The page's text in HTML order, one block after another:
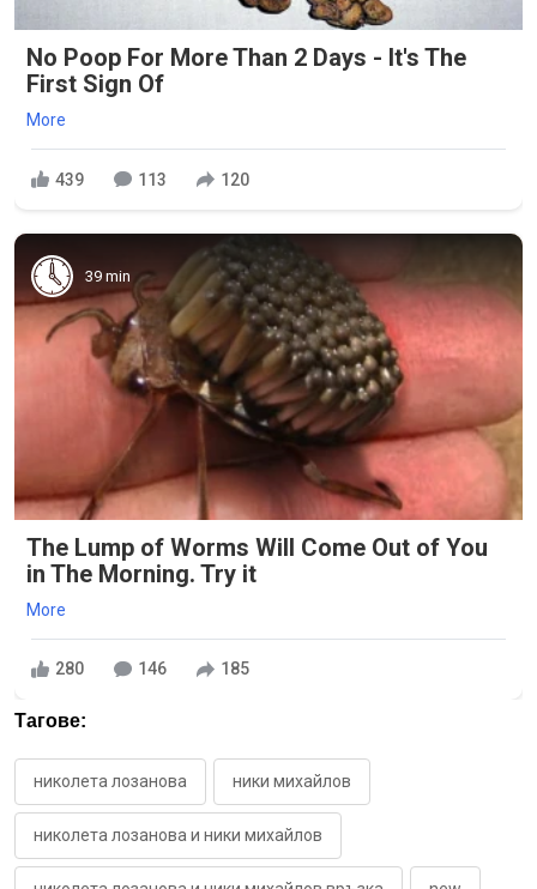
No Poop For More Than 2 Days - It's The
First Sign Of
More
439 113 120
39 min
The Lump of Worms Will Come Out of You
in The Morning. Try it
More
280 146 185
Тагове:
николета лозанова ники михайлов
николета лозанова и ники михайлов